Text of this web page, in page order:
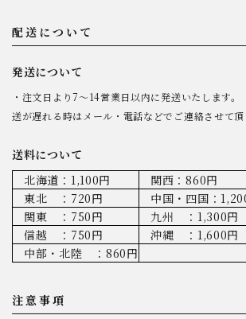
配送について
発送について
・注文日より7～14営業日以内に発送いたします
送が遅れる時はメール・電話などでご連絡させて頂
送料について
北海道：1,100円
関西：860円
東北 ：720円
中国・四国：
関東 ：750円
九州 ：1,300円
信越 ：750円
沖縄 ：1,600円
中部・北陸 ：860円
注意事項